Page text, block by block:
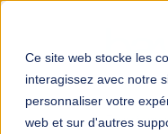
Ce site web stocke les
interagissez avec notre
personnaliser votre
web et sur d'autres